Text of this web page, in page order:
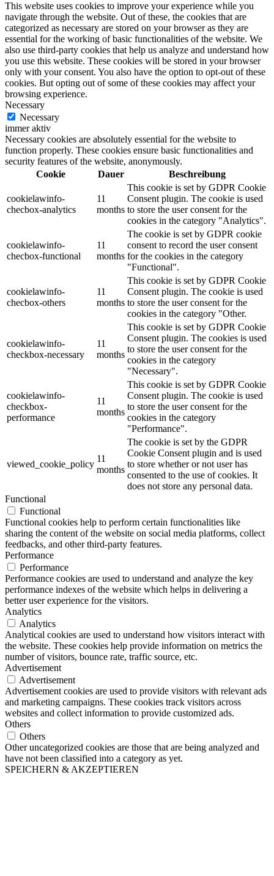
This website uses cookies to improve your experience while you
navigate through the website. Out of these, the cookies that are
categorized as necessary are stored on your browser as they are
essential for the working of basic functionalities of the website. We
also use third-party cookies that help us analyze and understand how
you use this website. These cookies will be stored in your browser
only with your consent. You also have the option to opt-out of these
cookies. But opting out of some of these cookies may affect your
browsing experience.
Necessary
Necessary
immer aktiv
Necessary cookies are absolutely essential for the website to
function properly. These cookies ensure basic functionalities and
security features of the website, anonymously.
Cookie
Dauer Beschreibung
cookielawinfo-
checbox-analytics
11
months
This cookie is set by GDPR Cookie
Consent plugin. The cookie is used
to store the user consent for the
cookies in the category "Analytics".
cookielawinfo-
checbox-functional
11
months
The cookie is set by GDPR cookie
consent to record the user consent
for the cookies in the category
"Functional".
cookielawinfo-
checbox-others
11
months
This cookie is set by GDPR Cookie
Consent plugin. The cookie is used
to store the user consent for the
cookies in the category "Other.
cookielawinfo-
checkbox-necessary
11
months
This cookie is set by GDPR Cookie
Consent plugin. The cookies is used
to store the user consent for the
cookies in the category
"Necessary".
cookielawinfo-
checkbox-
performance
11
months
This cookie is set by GDPR Cookie
Consent plugin. The cookie is used
to store the user consent for the
cookies in the category
"Performance".
viewed_cookie_policy
11
months
The cookie is set by the GDPR
Cookie Consent plugin and is used
to store whether or not user has
consented to the use of cookies. It
does not store any personal data.
Functional
Functional
Functional cookies help to perform certain functionalities like
sharing the content of the website on social media platforms, collect
feedbacks, and other third-party features.
Performance
Performance
Performance cookies are used to understand and analyze the key
performance indexes of the website which helps in delivering a
better user experience for the visitors.
Analytics
Analytics
Analytical cookies are used to understand how visitors interact with
the website. These cookies help provide information on metrics the
number of visitors, bounce rate, traffic source, etc.
Advertisement
Advertisement
Advertisement cookies are used to provide visitors with relevant ads
and marketing campaigns. These cookies track visitors across
websites and collect information to provide customized ads.
Others
Others
Other uncategorized cookies are those that are being analyzed and
have not been classified into a category as yet.
SPEICHERN & AKZEPTIEREN